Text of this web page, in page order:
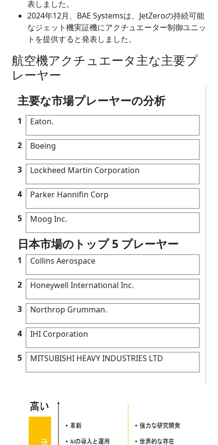
表しました。
2024年12月、BAE Systemsは、JetZeroの持続可能
なジェット機実証機にアクチュエーター制御ユニッ
トを提供すると発表しました。
航空機アクチュエータ主な主要プ
レーヤー
主要な市場プレーヤーの分析
1 Eaton.
2 Boeing
3 Lockheed Martin Corporation
4 Parker Hannifin Corp
5 Moog Inc.
日本市場のトップ 5 プレーヤー
1 Collins Aerospace
2 Honeywell International Inc.
3 Northrop Grumman.
4 IHI Corporation
5 MITSUBISHI HEAVY INDUSTRIES LTD